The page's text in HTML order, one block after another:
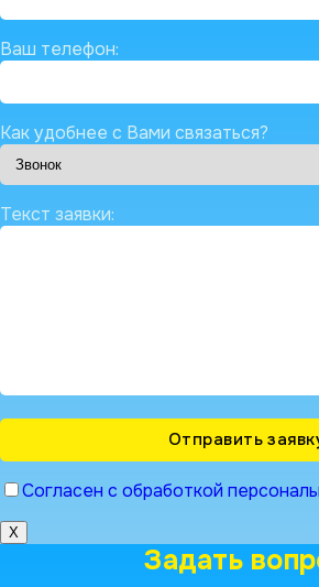
Ваш телефон:
Как удобнее с Вами связаться?
Текст заявки:
Согласен с обработкой
X
Задать